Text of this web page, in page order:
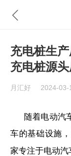
充电桩生
充电桩源
月汇好 2024-03-
随着电动汽
车的基础设施
家专注于电动